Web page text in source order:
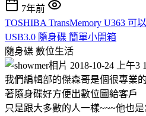
7年前
TOSHIBA TransMemory U363 可
USB3.0 隨身碟 簡單小開箱
隨身碟 數位生活
我們編輯部的傑森哥是個很專業
著隨身碟好方便出數位圖給客戶
只是跟大多數的人一樣~~~他也